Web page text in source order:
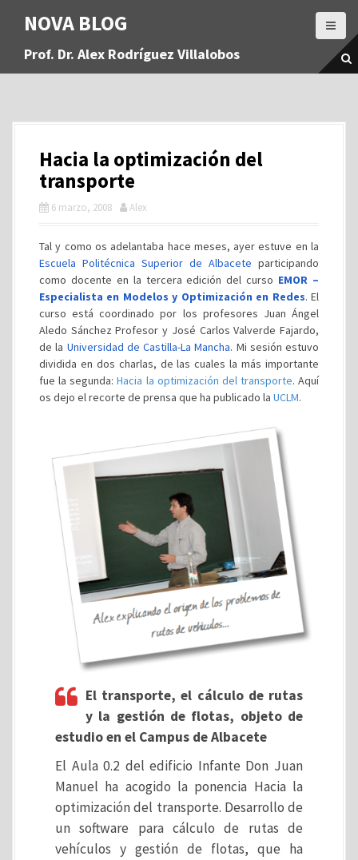
a
NOVA BLOG
Prof. Dr. Alex Rodríguez Villalobos
Hacia la optimización del
transporte
6 marzo, 2008 Alex
Tal y como os adelantaba hace meses, ayer estuve en la
Escuela Politécnica Superior de Albacete participando
como docente en la tercera edición del curso EMOR –
Especialista en Modelos y Optimización en Redes. El
curso está coordinado por los profesores Juan Ángel
Aledo Sánchez Profesor y José Carlos Valverde Fajardo,
de la Universidad de Castilla-La Mancha. Mi sesión estuvo
dividida en dos charlas, de las cuales la más importante
fue la segunda:Hacia la optimización del transporte. Aquí
os dejo el recorte de prensa que ha publicado la UCLM.
El transporte, el cálculo de rutas
y la gestión de flotas, objeto de
estudio en el Campus de Albacete
El Aula 0.2 del edificio Infante Don Juan
Manuel ha acogido la ponencia Hacia la
optimización del transporte. Desarrollo de
un software para cálculo de rutas de
vehículos y gestión de flotas, que ha